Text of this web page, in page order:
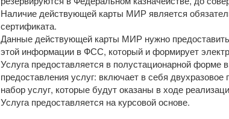
Наличие действующей карты МИР является
сертификата.
Данные действующей карты МИР нужно
этой информации в ФСС, который и формирует
Услуга предоставляется в полустационарной форме
предоставления услуг: включает в себя
набор услуг, которые будут оказаны в ходе
Услуга предоставляется на курсовой основе.